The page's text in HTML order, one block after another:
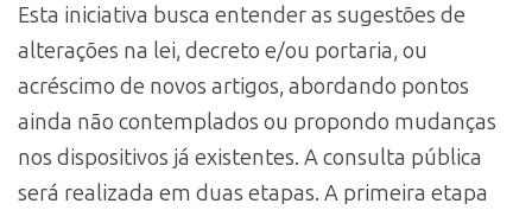
Esta iniciativa busca entender as sugestões de
alterações na lei, decreto e/ou portaria, ou
acréscimo de novos artigos, abordando pontos
ainda não contemplados ou propondo mudanças
nos dispositivos já existentes. A consulta pública
será realizada em duas etapas. A primeira etapa